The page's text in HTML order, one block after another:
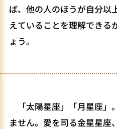
ば、他の人のほうが自分以
えていることを理解できる
ょう。
「太陽星座」「月星座」
ません。愛を司る金星星座